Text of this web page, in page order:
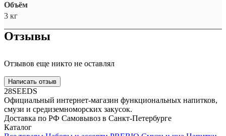
Объём
3 кг
Отзывы
Отзывов еще никто не оставлял
Написать отзыв
28SEEDS
Официальный интернет-магазин функциональных напитков,
смузи и средиземноморских закусок.
Доставка по РФ Самовывоз в Санкт-Петербурге
Каталог